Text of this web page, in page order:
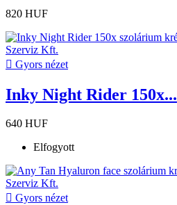
820 HUF
 Gyors nézet
Inky Night Rider 150x...
640 HUF
Elfogyott
 Gyors nézet